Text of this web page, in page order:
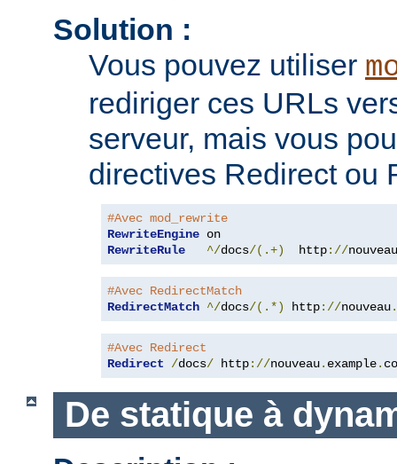
Solution :
Vous pouvez utiliser
rediriger ces URLs
serveur, mais vous
directives Redirect ou
#Avec mod_rewrite
RewriteEngine
RewriteRule
^/docs/(.+)
  http
://nouveau
#Avec RedirectMatch
RedirectMatch ^/docs/(.*) http://nouveau.
#Avec Redirect
Redirect
/docs/ http://nouveau. example.
De statique à